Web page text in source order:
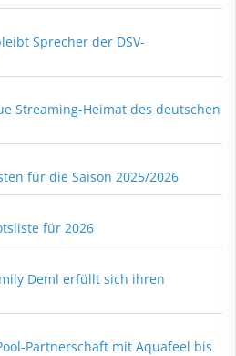
Sprecher der DSV-
Streaming-Heimat des deutschen
für die Saison 2025/2026
für 2026
Deml erfüllt sich ihren
Partnerschaft mit Aquafeel bis